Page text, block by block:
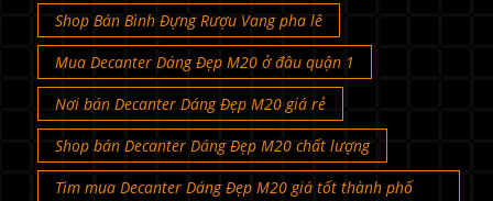
Shop Bán Bình Đựng Rượu Vang pha lê
Mua Decanter Dáng Đẹp M20 ở đâu quận 1
Nơi bán Decanter Dáng Đẹp M20 giá rẻ
Shop bán Decanter Dáng Đẹp M20 chất lượng
Tìm mua Decanter Dáng Đẹp M20 giá tốt thành phố